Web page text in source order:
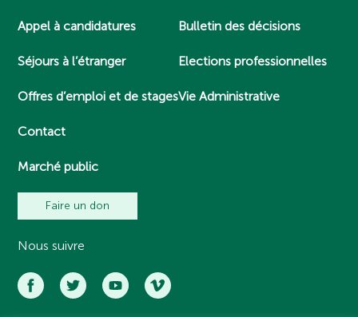
Appel à candidatures
Séjours à l’étranger
Offres d’emploi et de stages
Contact
Marché public
Bulletin des décisions
Elections professionnelles
Vie Administrative
Faire un don
Nous suivre